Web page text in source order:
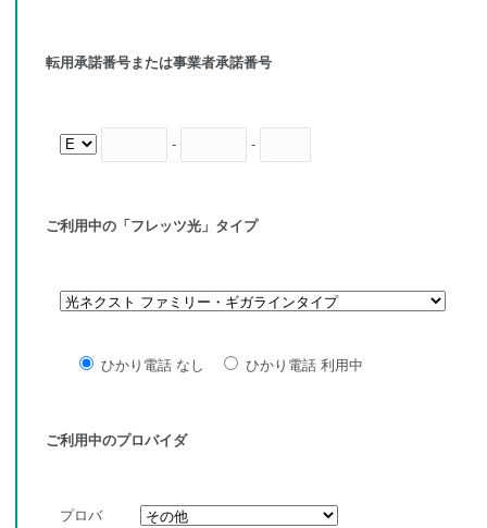
転用承諾番号または事業者承諾番号
- -
ご利用中の「フレッツ光」タイプ
ひかり電話 なし ひかり電話 利用中
ご利用中のプロバイダ
プロバ